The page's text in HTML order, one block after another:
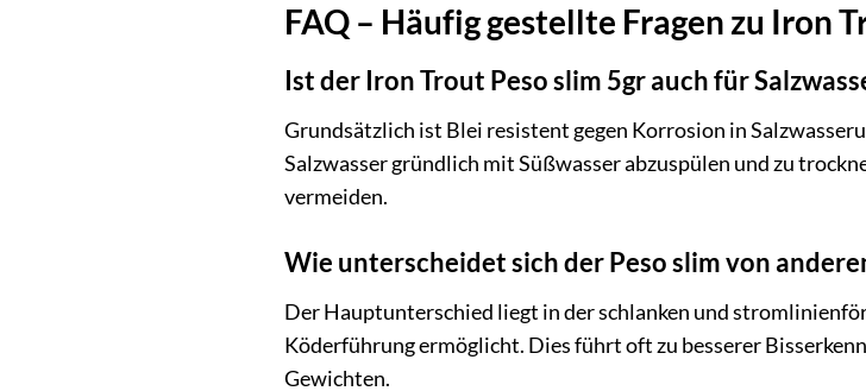
FAQ – Häufig gestellte Fragen zu Iron
Ist der Iron Trout Peso slim 5gr auch für
Grundsätzlich ist Blei resistent gegen Korrosion in
Salzwasser gründlich mit Süßwasser abzuspülen und zu
vermeiden.
Wie unterscheidet sich der Peso slim von
Der Hauptunterschied liegt in der schlanken und
Köderführung ermöglicht. Dies führt oft zu besserer
Gewichten.